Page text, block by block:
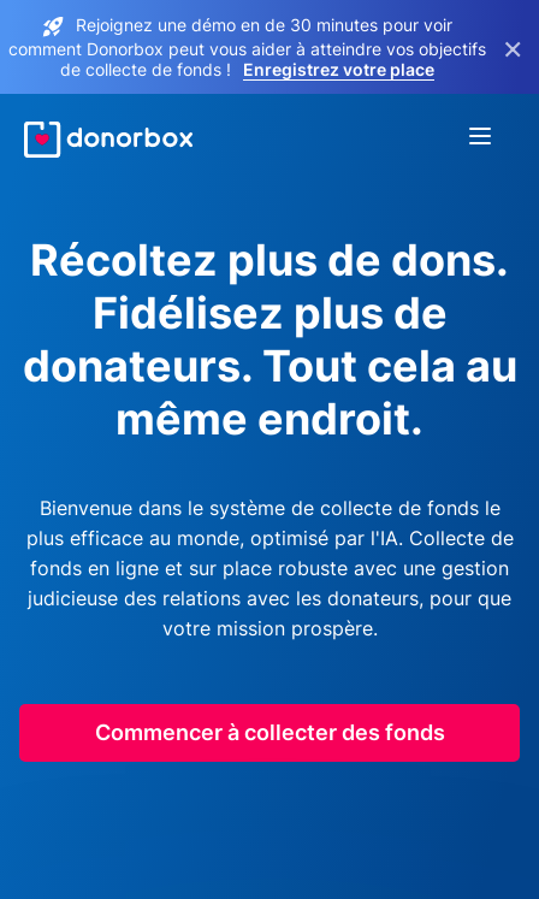
Rejoignez une démo en de 30 minutes pour voir
comment Donorbox peut vous aider à atteindre vos objectifs
de collecte de fonds !
Enregistrez votre place
×
Récoltez plus de dons.
Fidélisez plus de
donateurs. Tout cela au
même endroit.
Bienvenue dans le système de collecte de fonds le
plus efficace au monde, optimisé par l'IA. Collecte de
fonds en ligne et sur place robuste avec une gestion
judicieuse des relations avec les donateurs, pour que
votre mission prospère.
Commencer à collecter des fonds